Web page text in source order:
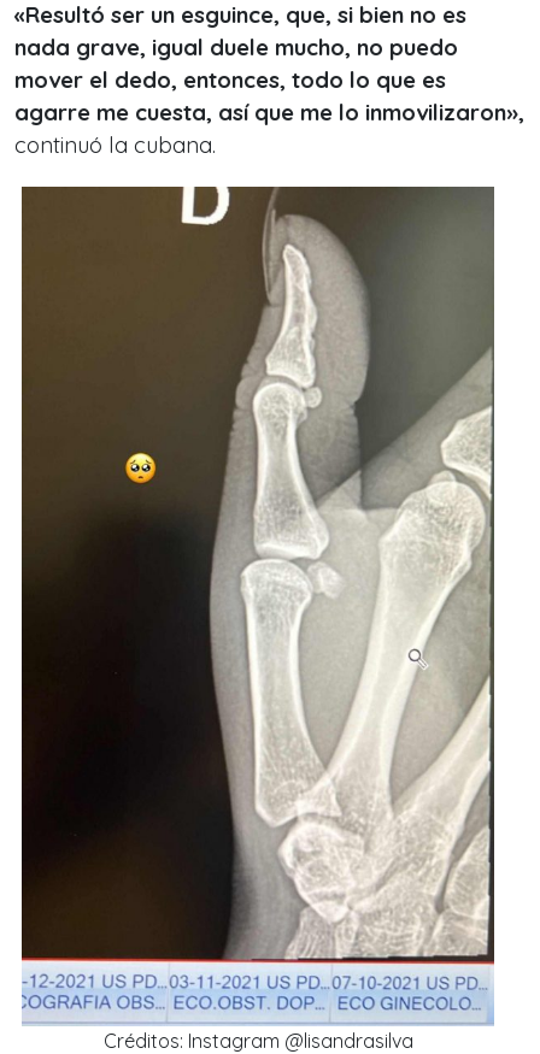
«Resultó ser un esguince, que, si bien no es
nada grave, igual duele mucho, no puedo
mover el dedo, entonces, todo lo que es
agarre me cuesta, así que me lo inmovilizaron»,
continuó la cubana.
Créditos: Instagram @lisandrasilva